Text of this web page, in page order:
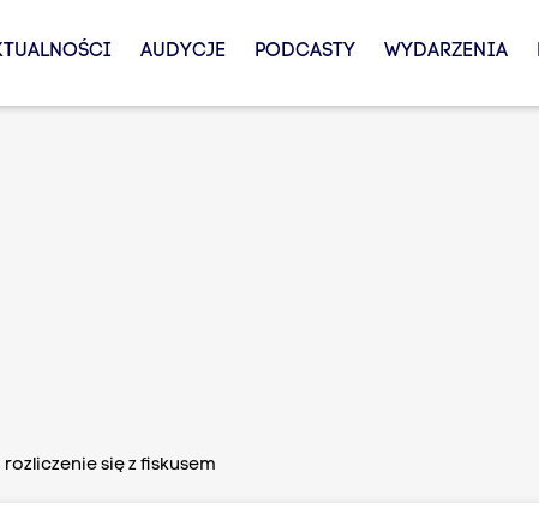
AUDYCJE PODCASTY WYDARZENIA
się z fiskusem